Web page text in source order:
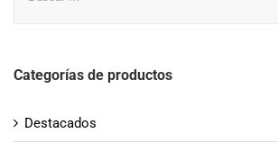
Categorías de productos
Destacados